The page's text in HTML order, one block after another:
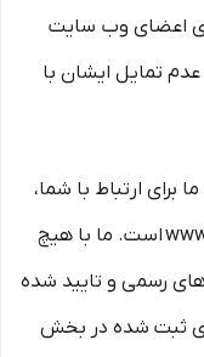
اعضای وب سایت
تمایل ایشان با
برای ارتباط با شما،
پایگاه رسمی این سایت یعنی www............ir است. ما با هیچ
رسمی و تایید شده
ثبت شده در بخش